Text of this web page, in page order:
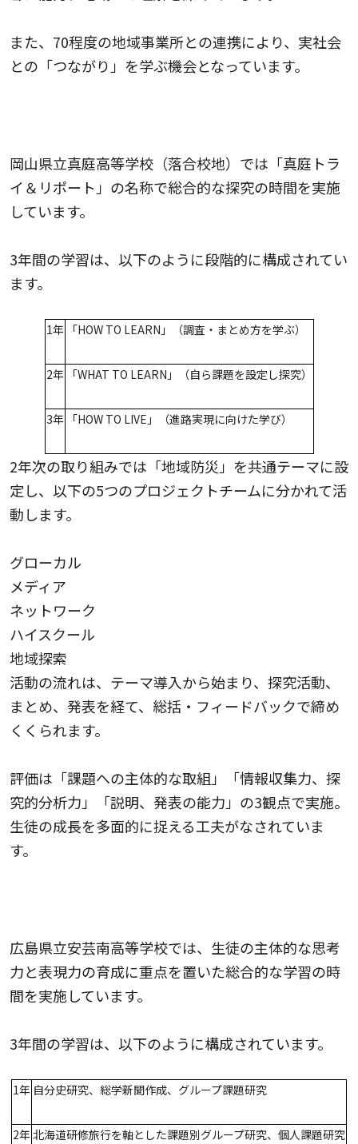
また、70程度の地域事業所との連携により、実社会
との「つながり」を学ぶ機会となっています。
岡山県立真庭高等学校（落合校地）では「真庭トラ
イ＆リポート」の名称で総合的な探究の時間を実施
しています。
3年間の学習は、以下のように段階的に構成されてい
ます。
1年 「HOW TO LEARN」（調査・まとめ方を学ぶ）
2年 「WHAT TO LEARN」（自ら課題を設定し探究）
3年 「HOW TO LIVE」（進路実現に向けた学び）
2年次の取り組みでは「地域防災」を共通テーマに設
定し、以下の5つのプロジェクトチームに分かれて活
動します。
グローカル
メディア
ネットワーク
ハイスクール
地域探索
活動の流れは、テーマ導入から始まり、探究活動、
まとめ、発表を経て、総括・フィードバックで締め
くくられます。
評価は「課題への主体的な取組」「情報収集力、探
究的分析力」「説明、発表の能力」の3観点で実施。
生徒の成長を多面的に捉える工夫がなされていま
す。
広島県立安芸南高等学校では、生徒の主体的な思考
力と表現力の育成に重点を置いた総合的な学習の時
間を実施しています。
3年間の学習は、以下のように構成されています。
1年 自分史研究、総学新聞作成、グループ課題研究
2年北海道研修旅行を軸とした課題別グループ研究、個人課題研究